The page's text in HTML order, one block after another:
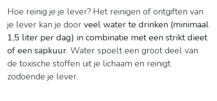
Hoe reinig je je lever? Het reinigen of ontgiften van
je lever kan je door veel water te drinken (minimaal
1,5 liter per dag) in combinatie met een strikt dieet
of een sapkuur. Water spoelt een groot deel van
de toxische stoffen uit je lichaam en reinigt
zodoende je lever.